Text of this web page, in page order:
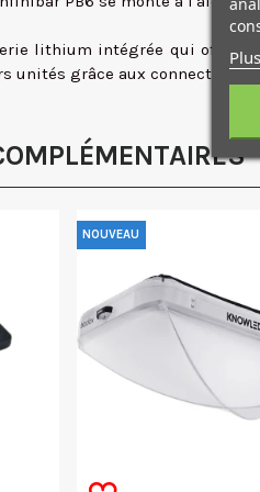
lithium intégrée qui offre
unités grâce aux connecteurs
NOUVEAU